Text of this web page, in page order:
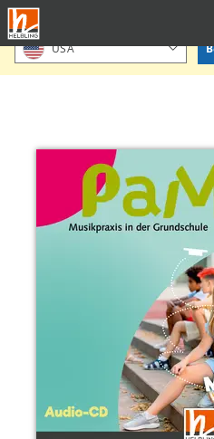
Direkt
zum
Inhalt
Bitte Standort bestätigen oder einen
USA